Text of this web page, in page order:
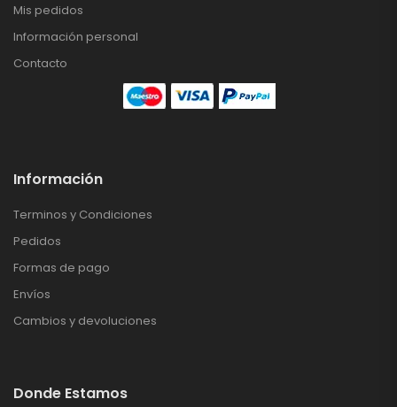
Mis pedidos
Información personal
Contacto
Información
Terminos y Condiciones
Pedidos
Formas de pago
Envíos
Cambios y devoluciones
Donde Estamos